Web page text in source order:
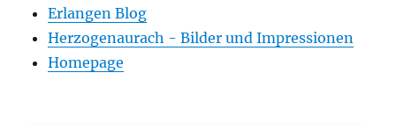
Erlangen Blog
Herzogenaurach - Bilder und Impressionen
Homepage